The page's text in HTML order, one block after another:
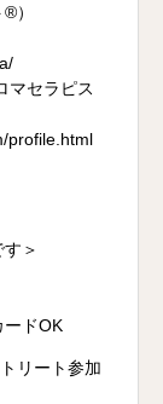
）
マセラピス
profile.html
＞
ードOK
リート参加